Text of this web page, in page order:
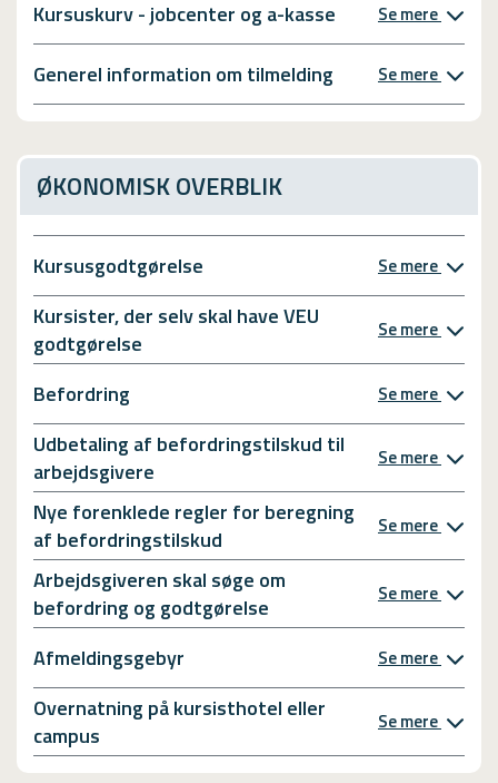
Kursuskurv - jobcenter og a-kasse Se mere
Generel information om tilmelding Se mere
ØKONOMISK OVERBLIK
Kursusgodtgørelse Se mere
Kursister, der selv skal have VEU
godtgørelse
Se mere
Befordring Se mere
Udbetaling af befordringstilskud til
arbejdsgivere
Se mere
Nye forenklede regler for beregning
af befordringstilskud
Se mere
Arbejdsgiveren skal søge om
befordring og godtgørelse
Se mere
Afmeldingsgebyr Se mere
Overnatning på kursisthotel eller
campus
Se mere